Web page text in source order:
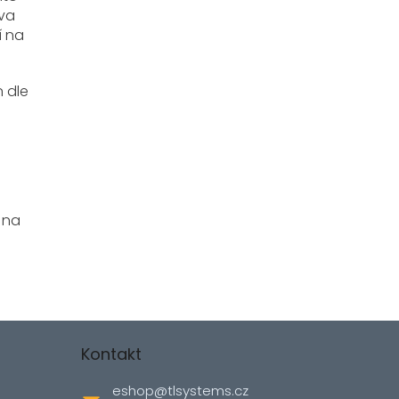
na
dle
Kontakt
eshop@tlsystems.cz